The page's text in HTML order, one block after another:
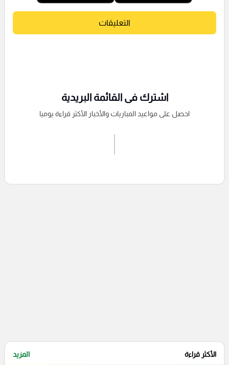
التعليقات
اشترك فى القائمة البريدية
احصل على مواعيد المباريات والأخبار الأكثر قراءة يوميا
الأكثر قراءة المزيد